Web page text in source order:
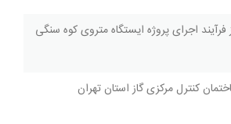
فرآیند اجراى پروژه ايستگاه متروی کوه سنگی
کنترل مرکزی گاز استان تهران